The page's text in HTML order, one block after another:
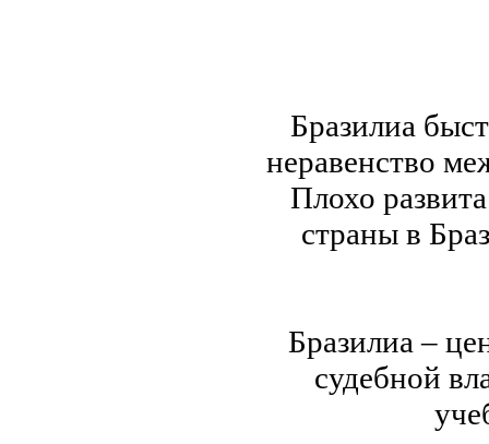
Бразилиа
неравенство
Плохо
страны в
Бразилиа –
судебной